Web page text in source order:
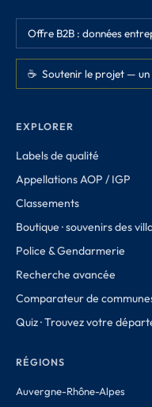
Offre B2B : données
☕ Soutenir le projet — un
EXPLORER
Labels de qualité
Appellations AOP / IGP
Classements
Boutique · souvenirs des
Police & Gendarmerie
Recherche avancée
Comparateur de
Quiz · Trouvez votre
RÉGIONS
Auvergne-Rhône-Alpes